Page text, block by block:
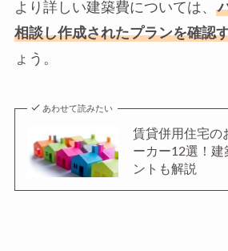
より詳しい建築費については、
相談し作成されたプランを確認
ょう。
あわせて読みたい
賃貸併用住宅の
ーカー12選！建
ントも解説